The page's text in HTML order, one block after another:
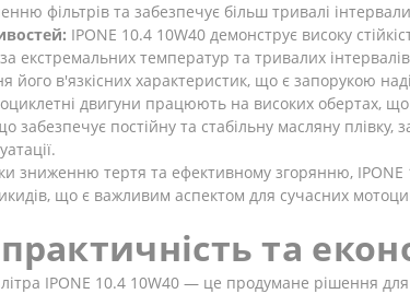
фільтрів та забезпечує більш тривалі
IPONE 10.4 10W40 демонструє високу
екстремальних температур та тривалих
його в'язкісних характеристик, що є запорукою
двигуни працюють на високих обертах,
забезпечує постійну та стабільну масляну
зниженню тертя та ефективному згорянню,
що є важливим аспектом для сучасних
та
IPONE 10.4 10W40 — це продумане рішення